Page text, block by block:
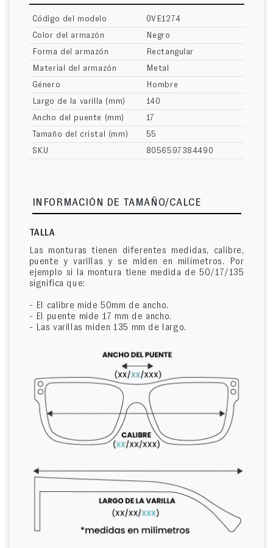
Código del modelo
0VE1274
Color del armazón
Negro
Forma del armazón
Rectangular
Material del armazón
Metal
Género
Hombre
Largo de la varilla (mm)
140
Ancho del puente (mm)
17
Tamaño del cristal (mm)
55
SKU
8056597384490
INFORMACIÓN DE TAMAÑO/CALCE
TALLA
Las monturas tienen diferentes medidas, calibre,
puente y varillas y se miden en milímetros. Por
ejemplo si la montura tiene medida de 50/17/135
significa que:
- El calibre mide 50mm de ancho.
- El puente mide 17 mm de ancho.
- Las varillas miden 135 mm de largo.